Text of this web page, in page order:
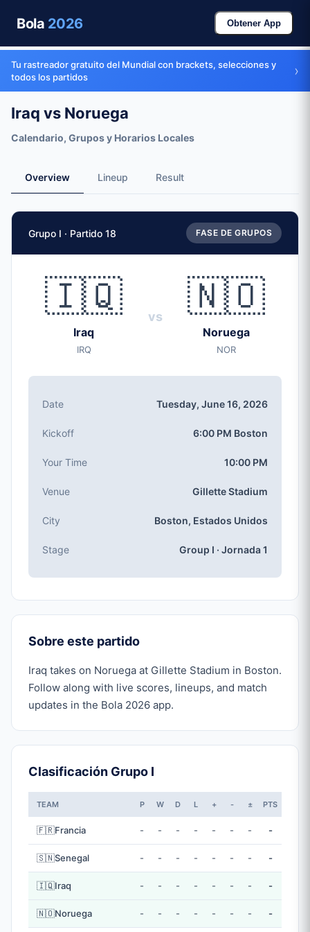
Bola 2026 Obtener App
Tu rastreador gratuito del Mundial con brackets, selecciones y
todos los partidos
›
Iraq vs Noruega
Calendario, Grupos y Horarios Locales
Overview Lineup Result
Datos del partido
Partido
Equipos
🇮🇶 Iraq (IRQ)vs
🇳🇴 Noruega (NOR)
Tuesday, Jun 16, 2026
Estadio
Ciudad
Boston, Estados Unidos
Grupo I, Jornada 1
#18 of 104
Iraq, Noruega, Francia, Senegal
Grupo I · Partido 18 FASE DE GRUPOS
🇮🇶
Iraq
IRQ
vs 🇳🇴
Noruega
NOR
Date Tuesday, June 16, 2026
Kickoff 6:00 PM Boston
Your Time 10:00 PM
Venue Gillette Stadium
City Boston, Estados Unidos
Stage Group I · Jornada 1
Sobre este partido
Iraq takes on Noruega at Gillette Stadium in Boston.
Follow along with live scores, lineups, and match
updates in the Bola 2026 app.
Clasificación Grupo I
TEAM P W D L + - ± PTS
🇫🇷Francia - - - - - - - -
🇸🇳Senegal - - - - - - - -
🇮🇶Iraq - - - - - - - -
🇳🇴Noruega - - - - - - - -